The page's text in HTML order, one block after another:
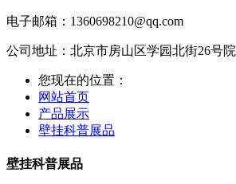
电子邮箱：1360698210@qq.com
公司地址：北京市房山区学园北街26号院
您现在的位置：
网站首页
产品展示
壁挂科普展品
壁挂科普展品